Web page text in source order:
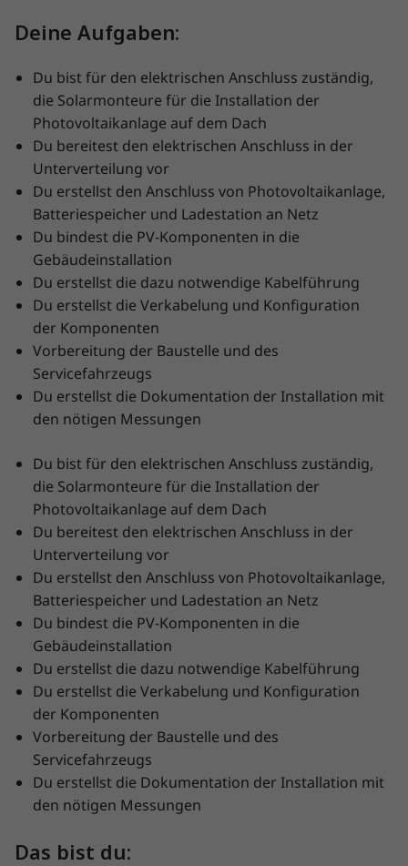
Deine Aufgaben:
Du bist für den elektrischen Anschluss zuständig,
die Solarmonteure für die Installation der
Photovoltaikanlage auf dem Dach
Du bereitest den elektrischen Anschluss in der
Unterverteilung vor
Du erstellst den Anschluss von Photovoltaikanlage,
Batteriespeicher und Ladestation an Netz
Du bindest die PV-Komponenten in die
Gebäudeinstallation
Du erstellst die dazu notwendige Kabelführung
Du erstellst die Verkabelung und Konfiguration
der Komponenten
Vorbereitung der Baustelle und des
Servicefahrzeugs
Du erstellst die Dokumentation der Installation mit
den nötigen Messungen
Du bist für den elektrischen Anschluss zuständig,
die Solarmonteure für die Installation der
Photovoltaikanlage auf dem Dach
Du bereitest den elektrischen Anschluss in der
Unterverteilung vor
Du erstellst den Anschluss von Photovoltaikanlage,
Batteriespeicher und Ladestation an Netz
Du bindest die PV-Komponenten in die
Gebäudeinstallation
Du erstellst die dazu notwendige Kabelführung
Du erstellst die Verkabelung und Konfiguration
der Komponenten
Vorbereitung der Baustelle und des
Servicefahrzeugs
Du erstellst die Dokumentation der Installation mit
den nötigen Messungen
Das bist du: